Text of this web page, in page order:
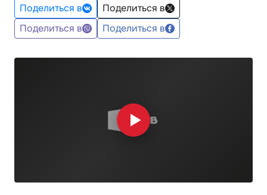
Поделиться в
Поделиться в
Поделиться в
Поделиться в